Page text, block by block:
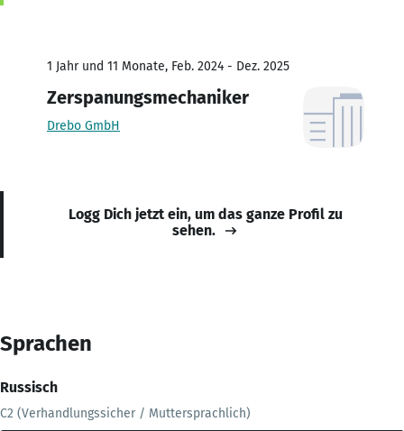
1 Jahr und 11 Monate, Feb. 2024 - Dez. 2025
Zerspanungsmechaniker
Drebo GmbH
Logg Dich jetzt ein, um das ganze Profil zu
sehen.
Sprachen
Russisch
C2 (Verhandlungssicher / Muttersprachlich)